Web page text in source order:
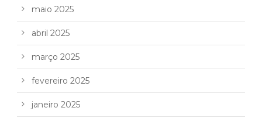
maio 2025
abril 2025
março 2025
fevereiro 2025
janeiro 2025